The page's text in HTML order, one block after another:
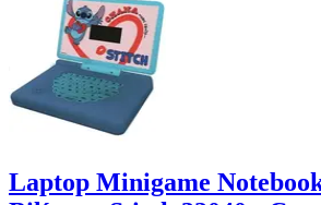
Laptop Minigame